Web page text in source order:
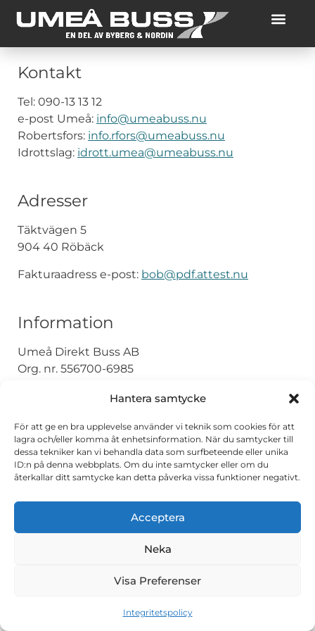
Hantera samtycke
För att ge en bra upplevelse använder vi teknik som cookies för att
lagra och/eller komma åt enhetsinformation. När du samtycker till
dessa tekniker kan vi behandla data som surfbeteende eller unika
ID:n på denna webbplats. Om du inte samtycker eller om du
återkallar ditt samtycke kan detta påverka vissa funktioner negativt.
Acceptera
Neka
Visa Preferenser
Integritetspolicy
Kontakt
Tel: 090-13 13 12
e-post Umeå: info@umeabuss.nu
Robertsfors: info.rfors@umeabuss.nu
Idrottslag: idrott.umea@umeabuss.nu
Adresser
Täktvägen 5
904 40 Röbäck
Fakturaadress e-post: bob@pdf.attest.nu
Information
Umeå Direkt Buss AB
Org. nr. 556700-6985
Copyright © 2026 Umeå Buss